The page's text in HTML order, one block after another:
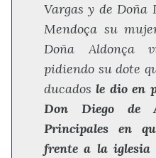
Vargas y de Doña
Mendoça su
Doña Aldonça
pidiendo su dote
ducados le dio en
Don Diego de
Principales en
frente a la